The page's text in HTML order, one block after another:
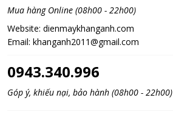
Mua hàng Online (08h00 - 22h00)
Website: dienmaykhanganh.com
Email: khanganh2011@gmail.com
0943.340.996
Góp ý, khiếu nại, bảo hành (08h00 - 22h00)